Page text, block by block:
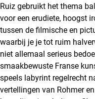
Ruiz gebruikt het thema
voor een erudiete, hoogst
tussen de filmische en
waarbij je je tot ruim
niet allemaal serieus
smaakbewuste Franse
speels labyrint regelrecht
vertellingen van Rohmer